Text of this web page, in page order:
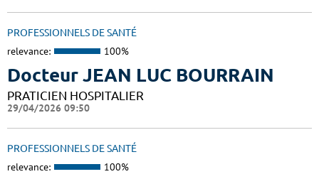
PROFESSIONNELS DE SANTÉ
relevance: 100%
Docteur JEAN LUC BOURRAIN
PRATICIEN HOSPITALIER
29/04/2026 09:50
PROFESSIONNELS DE SANTÉ
relevance: 100%